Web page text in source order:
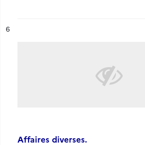
n°
6
Affaires diverses.